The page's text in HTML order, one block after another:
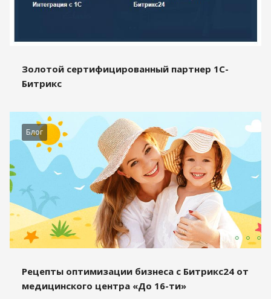
Золотой сертифицированный партнер 1С-
Битрикс
Блог
Рецепты оптимизации бизнеса с Битрикс24 от
медицинского центра «До 16-ти»